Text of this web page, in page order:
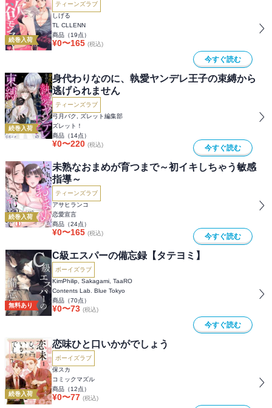
続巻入荷
ティーンズラブ
しげる
TL CLLENN
商品（19点）
¥0〜165 (税込)
今すぐ読む
続巻入荷
身代わりなのに、執愛ヤンデレ王子の束縛から
逃げられません
ティーンズラブ
弓月バク, ズレット編集部
ズレット！
商品（14点）
¥0〜220 (税込) 今すぐ読む
続巻入荷
未熟なおまめが育つまで～初イキしちゃう敏感
指導～
ティーンズラブ
アサヒランコ
恋愛宣言
商品（24点）
¥0〜165 (税込) 今すぐ読む
無料あり
C級エスパーの備忘録【タテヨミ】
ボーイズラブ
KimPhilip, Sakagami, TaaRO
Contents Lab. Blue Tokyo
商品（70点）
¥0〜73 (税込)
今すぐ読む
続巻入荷
恋味ひと口いかがでしょう
ボーイズラブ
保スカ
コミックマズル
商品（12点）
¥0〜77 (税込)